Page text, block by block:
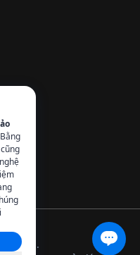
quyền.
Bằng